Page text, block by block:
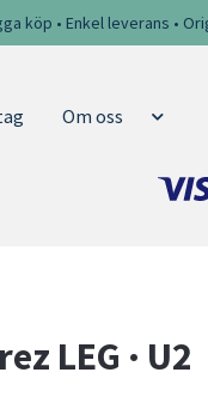
köp • Enkel leverans •
Om oss
LEG · U2